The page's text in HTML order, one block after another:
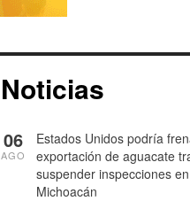
Noticias
Estados Unidos podría
exportación de aguacate
suspender inspecciones en
Michoacán
06
AGO